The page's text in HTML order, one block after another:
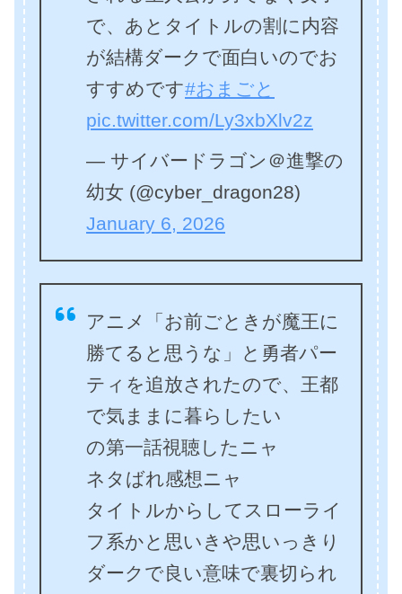
で、あとタイトルの割に内容
が結構ダークで面白いのでお
すすめです#おまごと
pic.twitter.com/Ly3xbXlv2z
— サイバードラゴン＠進撃の
幼女 (@cyber_dragon28)
January 6, 2026
アニメ「お前ごときが魔王に
勝てると思うな」と勇者パー
ティを追放されたので、王都
で気ままに暮らしたい
の第一話視聴したニャ
ネタばれ感想ニャ
タイトルからしてスローライ
フ系かと思いきや思いっきり
ダークで良い意味で裏切られ